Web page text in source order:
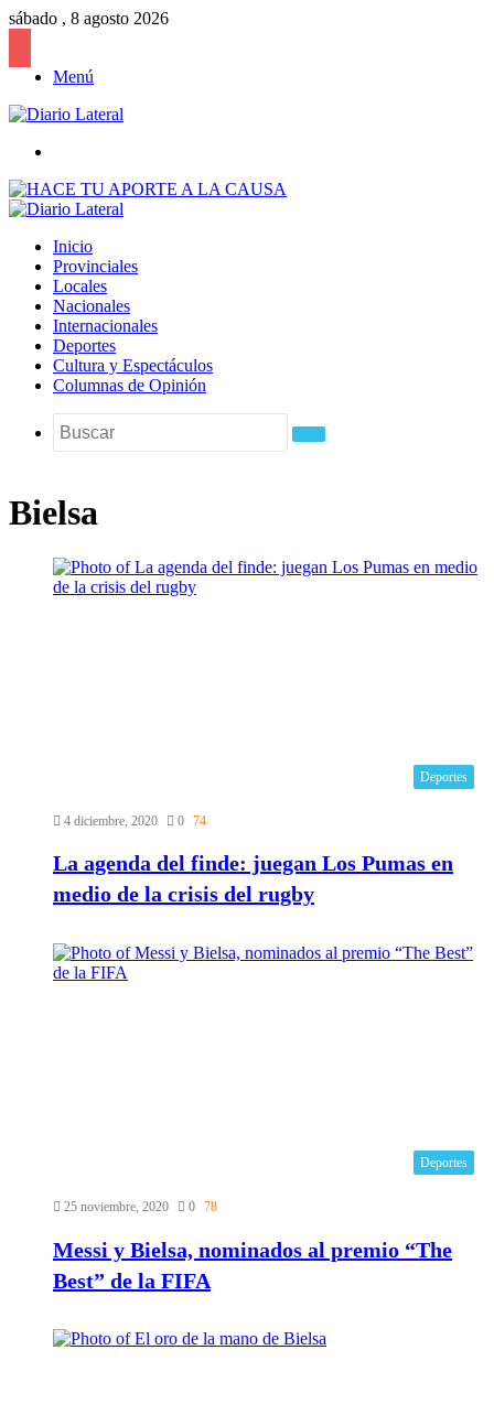
sábado , 8 agosto 2026
Menú
Inicio
Provinciales
Locales
Nacionales
Internacionales
Deportes
Cultura y Espectáculos
Columnas de Opinión
Buscar
Bielsa
Deportes
4 diciembre, 2020 0 74
La agenda del finde: juegan Los Pumas en
medio de la crisis del rugby
Deportes
25 noviembre, 2020 0 78
Messi y Bielsa, nominados al premio “The
Best” de la FIFA